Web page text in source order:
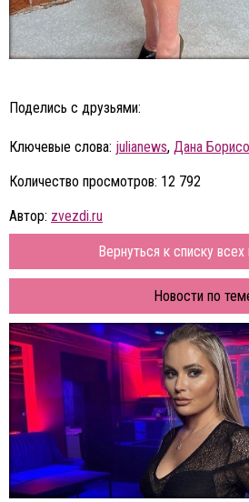
Поделись с друзьями:
Ключевые слова: julianews, Дана
Количество просмотров: 12 792
Автор: zvezdi.ru
Вернуться к списку всех
Новости по